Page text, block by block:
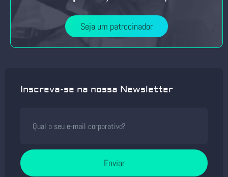
Seja um patrocinador
Inscreva-se na nossa Newsletter
Enviar